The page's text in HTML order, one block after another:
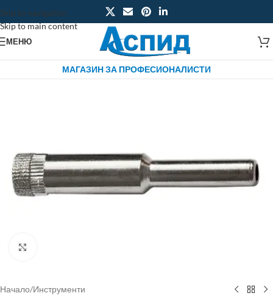
Skip to navigation
Skip to main content
МЕНЮ
МАГАЗИН ЗА ПРОФЕСИОНАЛИСТИ
Начало/Инструменти